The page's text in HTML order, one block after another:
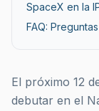
SpaceX en la
FAQ:
El próximo 12
debutar en el